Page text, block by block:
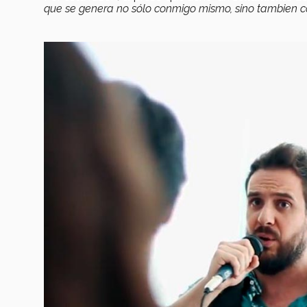
que se genera no sólo conmigo mismo, sino tambien